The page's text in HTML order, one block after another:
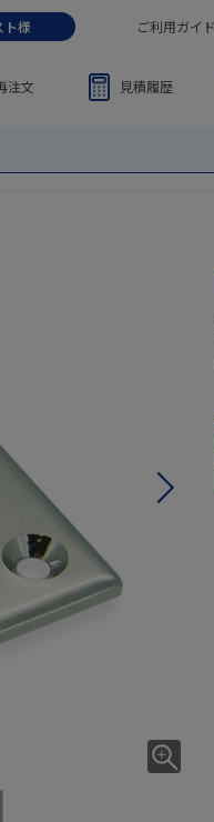
ト様 ご利用ガイド
注文 見積履歴